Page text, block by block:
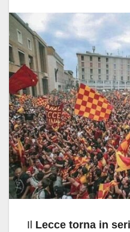
Il Lecce torna in